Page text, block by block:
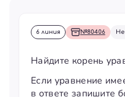
6 линия №80406 Не
Найдите корень
Если уравнение
в ответе запишите